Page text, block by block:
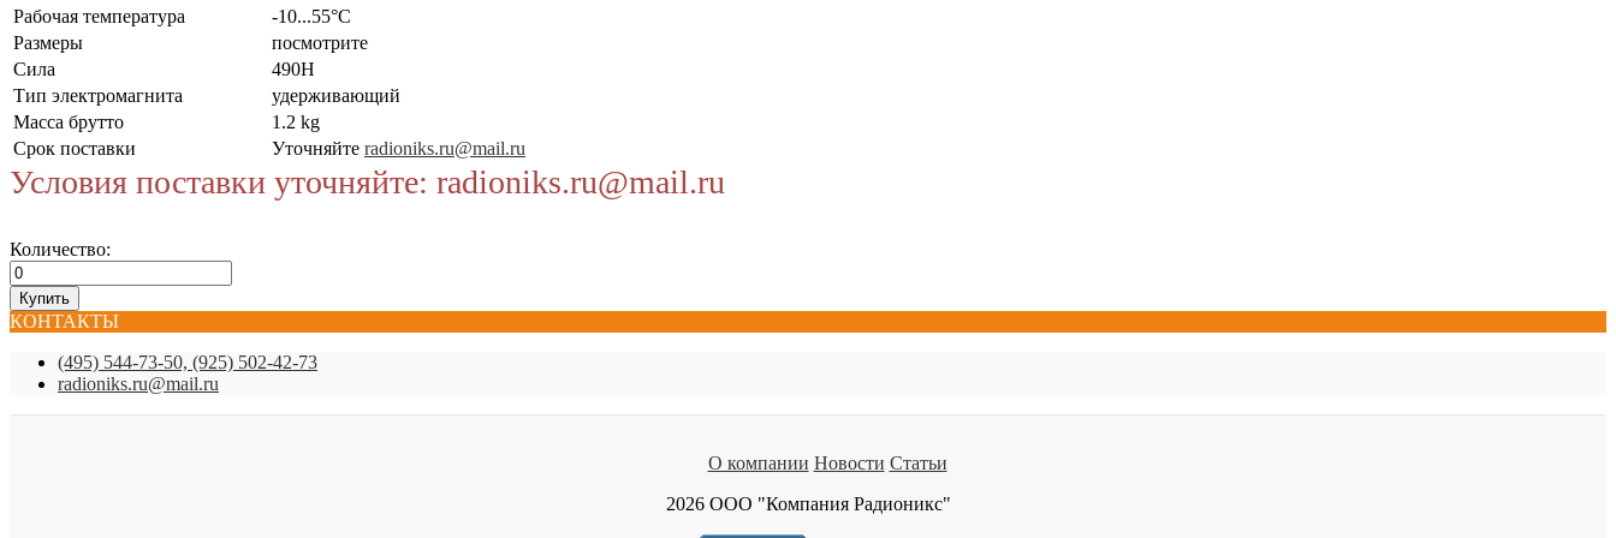
Рабочая температура
-10...55°C
Размеры
посмотрите
Сила
490Н
Тип электромагнита
удерживающий
Масса брутто
1.2 kg
Срок поставки
Уточняйте radioniks.ru@mail.ru
Условия поставки уточняйте: radioniks.ru@mail.ru
Количество:
КОНТАКТЫ
(495) 544-73-50, (925) 502-42-73
radioniks.ru@mail.ru
О компании Новости Статьи
2026 ООО "Компания Радионикс"